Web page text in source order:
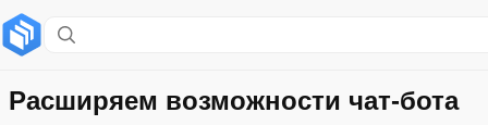
Настраиваем интенты
Расширяем возможности чат-бота